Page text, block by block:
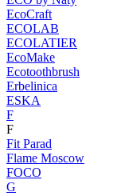
EcoCraft
ECOLAB
ECOLATIER
EcoMake
Ecotoothbrush
Erbelinica
ESKA
F
F
Fit Parad
Flame Moscow
FOCO
G